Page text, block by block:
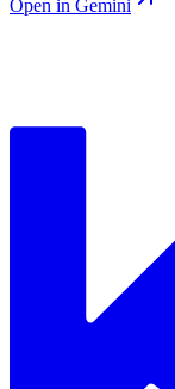
Open in Gemini